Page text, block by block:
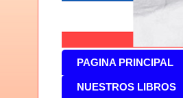
PAGINA PRINCIPAL
NUESTROS LIBROS